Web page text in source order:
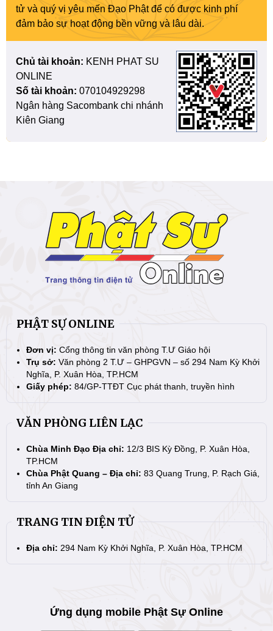
tử và quý vị yêu mến Đạo Phật để có được kinh phí
đảm bảo sự hoạt động bền vững và lâu dài.
Chủ tài khoản: KENH PHAT SU
ONLINE
Số tài khoản: 070104929298
Ngân hàng Sacombank chi nhánh
Kiên Giang
PHẬT SỰ ONLINE
Đơn vị: Cổng thông tin văn phòng T.Ư Giáo hội
Trụ sở: Văn phòng 2 T.Ư – GHPGVN – số 294 Nam Kỳ Khởi
Nghĩa, P. Xuân Hòa, TP.HCM
Giấy phép: 84/GP-TTĐT Cục phát thanh, truyền hình
VĂN PHÒNG LIÊN LẠC
Chùa Minh Đạo Địa chỉ: 12/3 BIS Kỳ Đồng, P. Xuân Hòa,
TP.HCM
Chùa Phật Quang – Địa chỉ: 83 Quang Trung, P. Rạch Giá,
tỉnh An Giang
TRANG TIN ĐIỆN TỬ
Địa chỉ: 294 Nam Kỳ Khởi Nghĩa, P. Xuân Hòa, TP.HCM
Ứng dụng mobile Phật Sự Online